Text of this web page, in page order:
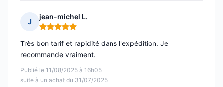
J
jean-michel L.
Note : 5 sur 5
Publié le 11/08/2025 à 16h05
suite à un achat du 31/07/2025
Très bon tarif et rapidité dans l'expédition. Je
recommande vraiment.